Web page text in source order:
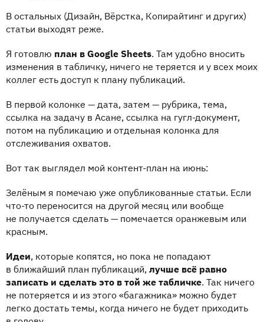
В остальных (Дизайн, Вёрстка, Копирайтинг и других)
статьи выходят реже.
Я готовлю план в Google Sheets. Там удобно вносить
изменения в табличку, ничего не теряется и у всех моих
коллег есть доступ к плану публикаций.
В первой колонке — дата, затем — рубрика, тема,
ссылка на задачу в Асане, ссылка на гугл-документ,
потом на публикацию и отдельная колонка для
отслеживания охватов.
Вот так выглядел мой контент-план на июнь:
Зелёным я помечаю уже опубликованные статьи. Если
что-то переносится на другой месяц или вообще
не получается сделать — помечается оранжевым или
красным.
Идеи, которые копятся, но пока не попадают
в ближайший план публикаций, лучше всё равно
записать и сделать это в той же табличке. Так ничего
не потеряется и из этого «багажника» можно будет
легко достать темы, когда ничего не будет приходить